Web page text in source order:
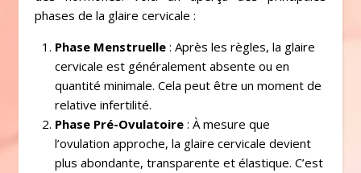
phases de la glaire cervicale :
Phase Menstruelle : Après les règles, la glaire
cervicale est généralement absente ou en
quantité minimale. Cela peut être un moment de
relative infertilité.
Phase Pré-Ovulatoire : À mesure que
l’ovulation approche, la glaire cervicale devient
plus abondante, transparente et élastique. C’est